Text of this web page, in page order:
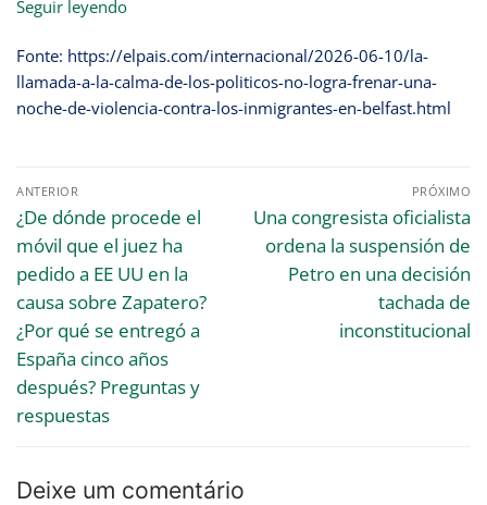
Seguir leyendo
Fonte: https://elpais.com/internacional/2026-06-10/la-
llamada-a-la-calma-de-los-politicos-no-logra-frenar-una-
noche-de-violencia-contra-los-inmigrantes-en-belfast.html
ANTERIOR
¿De dónde procede el
móvil que el juez ha
pedido a EE UU en la
causa sobre Zapatero?
¿Por qué se entregó a
España cinco años
después? Preguntas y
respuestas
PRÓXIMO
Una congresista oficialista
ordena la suspensión de
Petro en una decisión
tachada de
inconstitucional
Deixe um comentário